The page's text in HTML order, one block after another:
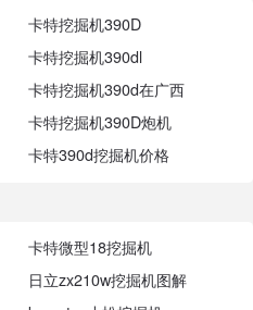
卡特挖掘机390D
卡特挖掘机390dl
卡特挖掘机390d在广西
卡特挖掘机390D炮机
卡特390d挖掘机价格
卡特微型18挖掘机
日立zx210w挖掘机图解